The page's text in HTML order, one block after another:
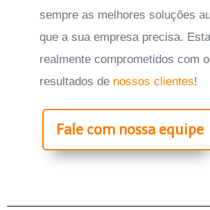
sempre as melhores soluções
que a sua empresa precisa.
realmente comprometidos com
resultados de nossos clientes!
Fale com nossa equipe